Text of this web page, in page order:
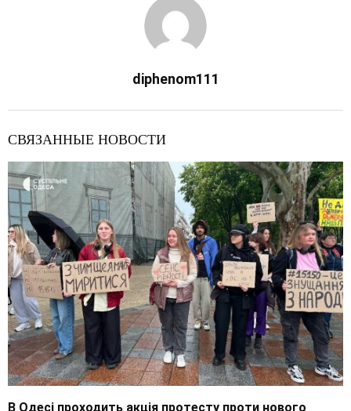
diphenom111
СВЯЗАННЫЕ НОВОСТИ
В Одесі проходить акція протесту проти нового